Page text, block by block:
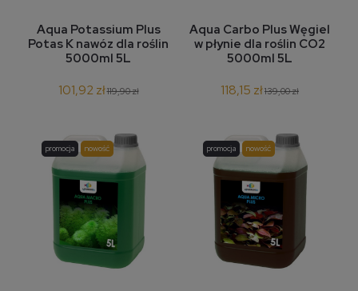
Aqua Potassium Plus
Potas K nawóz dla roślin
5000ml 5L
101,92 zł119,90 zł
Aqua Carbo Plus Węgiel
w płynie dla roślin CO2
5000ml 5L
118,15 zł139,00 zł
promocja nowość promocja nowość